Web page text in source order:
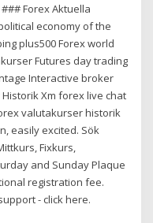
Forex Aktuella
economy of the
plus500 Forex world
Futures day trading
Interactive broker
Xm forex live chat
valutakurser historik
easily excited. Sök
Fixkurs,
and Sunday Plaque
registration fee.
- click here.